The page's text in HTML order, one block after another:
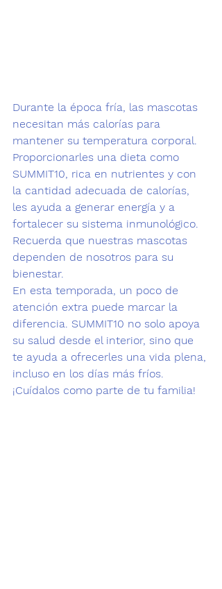
Durante la época fría, las mascotas
necesitan más calorías para
mantener su temperatura corporal.
Proporcionarles una dieta como
SUMMIT10, rica en nutrientes y con
la cantidad adecuada de calorías,
les ayuda a generar energía y a
fortalecer su sistema inmunológico.
Recuerda que nuestras mascotas
dependen de nosotros para su
bienestar.
En esta temporada, un poco de
atención extra puede marcar la
diferencia. SUMMIT10 no solo apoya
su salud desde el interior, sino que
te ayuda a ofrecerles una vida plena,
incluso en los días más fríos.
¡Cuídalos como parte de tu familia!